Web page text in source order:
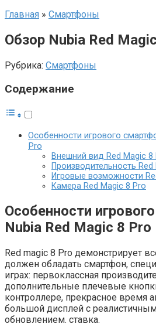
Главная » Смартфоны
Обзор Nubia Red
Рубрика: Смартфоны
Содержание
Особенности игрового
Pro
Внешний вид Red Magic 8
Производительность
Игровые возможности
Камера Red Magic 8 Pro
Особенности
Nubia Red Magic 8 Pro
Red magic 8 Pro демонстрирует
должен обладать смартфон,
играх: первоклассная
дополнительные плечевые
контроллере, прекрасное время
большой дисплей с
обновлением. ставка.